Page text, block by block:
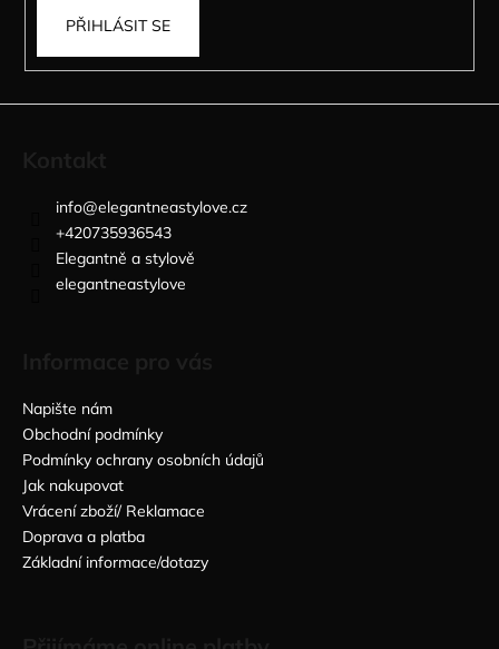
PŘIHLÁSIT SE
info@elegantneastylove.cz
+420735936543
Elegantně a stylově
elegantneastylove
Napište nám
Obchodní podmínky
Podmínky ochrany osobních údajů
Jak nakupovat
Vrácení zboží/ Reklamace
Doprava a platba
Základní informace/dotazy